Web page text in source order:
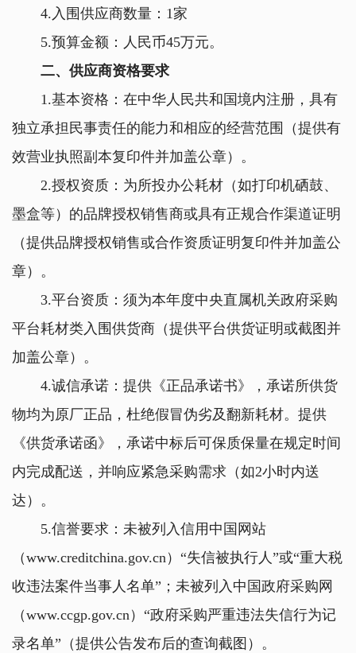
4.入围供应商数量：1家
5.预算金额：人民币45万元。
二、供应商资格要求
1.基本资格：在中华人民共和国境内注册，具有
独立承担民事责任的能力和相应的经营范围（提供有
效营业执照副本复印件并加盖公章）。
2.授权资质：为所投办公耗材（如打印机硒鼓、
墨盒等）的品牌授权销售商或具有正规合作渠道证明
（提供品牌授权销售或合作资质证明复印件并加盖公
章）。
3.平台资质：须为本年度中央直属机关政府采购
平台耗材类入围供货商（提供平台供货证明或截图并
加盖公章）。
4.诚信承诺：提供《正品承诺书》，承诺所供货
物均为原厂正品，杜绝假冒伪劣及翻新耗材。提供
《供货承诺函》，承诺中标后可保质保量在规定时间
内完成配送，并响应紧急采购需求（如2小时内送
达）。
5.信誉要求：未被列入信用中国网站
（www.creditchina.gov.cn）“失信被执行人”或“重大税
收违法案件当事人名单”；未被列入中国政府采购网
（www.ccgp.gov.cn）“政府采购严重违法失信行为记
录名单”（提供公告发布后的查询截图）。